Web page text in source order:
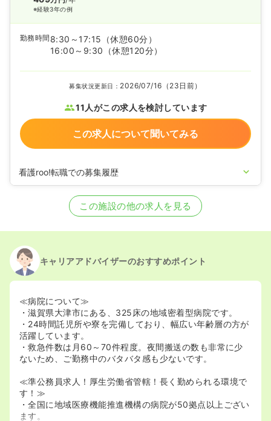
※経験3年の例
勤務時間 8:30～17:15
（休憩60分）
16:00～9:30
（休憩120分）
募集状況更新日： 2026/07/16（23日前）
11人がこの求人を検討しています
この求人について聞いてみる
看護roo!転職での募集履歴
正看護師の募集を休止
正看護師の募集を開始
この施設の他の求人を見る
キャリアアドバイザーのおすすめポイント
≪病院について≫
・滋賀県大津市にある、325床の地域密着型病院です。
・24時間託児所や寮を完備しており、幅広い年齢層の方が
活躍しています。
・救急件数は月60～70件程度。夜間搬送の数も非常に少
ないため、ご勤務中のバタバタ感も少ないです。
≪準公務員求人！厚生労働省管轄！長く勤められる環境で
す！≫
・全国に地域医療機能推進機構の病院が50拠点以上ござい
ます。